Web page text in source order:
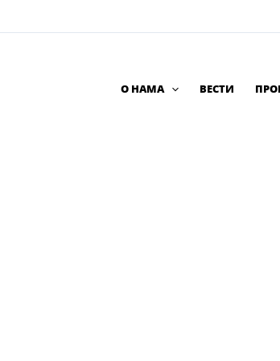
О НАМА ВЕСТИ